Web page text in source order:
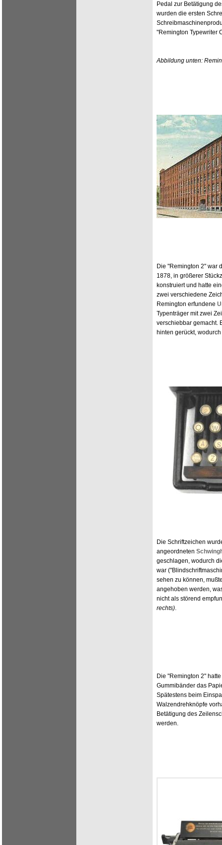
Pedal zur Betätigung
wurden die ersten
"Remington Typewriter
Abbildung unten:
Die "Remington 2" war
1878, in größerer
konstruiert und hatte
zwei verschiedene
Remington erfundene
Typenträger mit zwei
verschiebbar gemacht.
hinten gerückt,
Die Schriftzeichen
angeordneten
geschlagen, wodurch
war
sehen zu können,
angehoben werden,
nicht als störend
rechts).
Die "Remington 2"
Gummibänder das
Spätestens beim
Walzendrehknöpfe
Betätigung des
werden.